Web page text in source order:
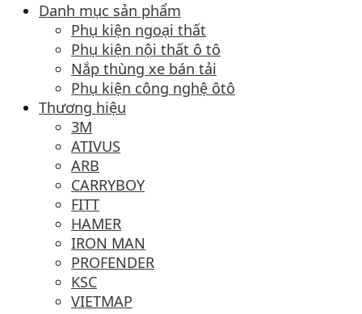
Danh mục sản phẩm
Phụ kiện ngoại thất
Phụ kiện nội thất ô tô
Nắp thùng xe bán tải
Phụ kiện công nghệ ôtô
Thương hiệu
3M
ATIVUS
ARB
CARRYBOY
FITT
HAMER
IRON MAN
PROFENDER
KSC
VIETMAP